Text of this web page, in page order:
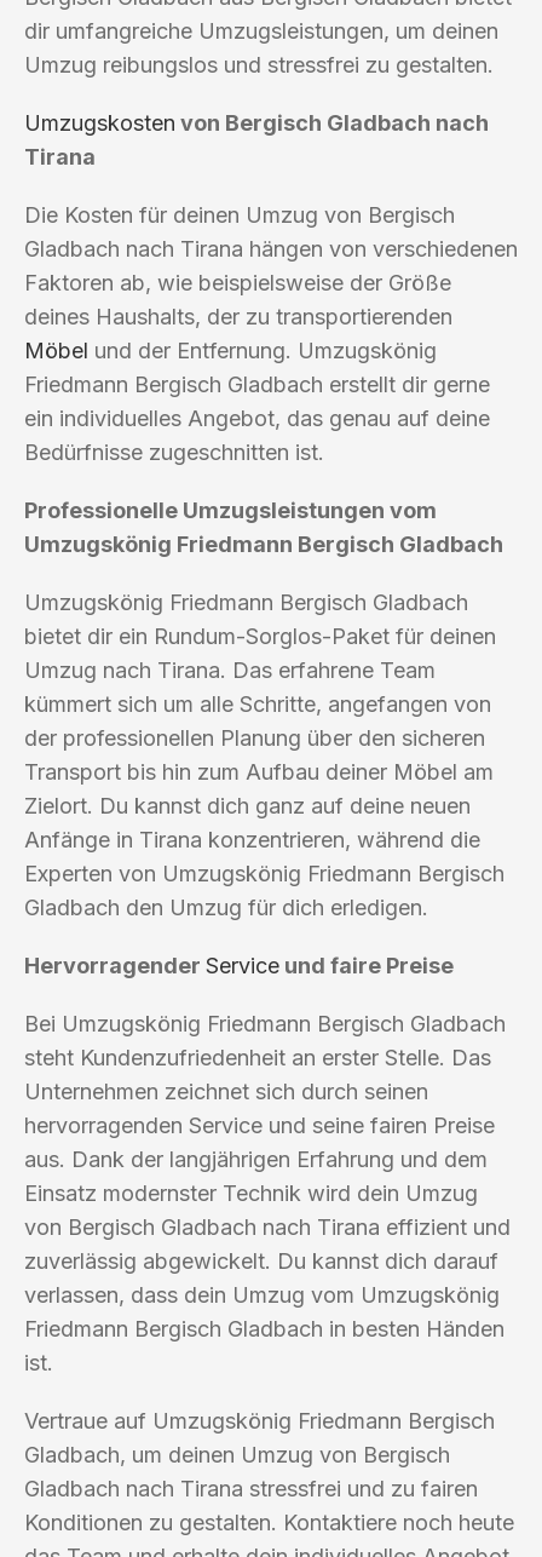
dir umfangreiche Umzugsleistungen, um deinen
Umzug reibungslos und stressfrei zu gestalten.
Umzugskosten von Bergisch Gladbach nach
Tirana
Die Kosten für deinen Umzug von Bergisch
Gladbach nach Tirana hängen von verschiedenen
Faktoren ab, wie beispielsweise der Größe
deines Haushalts, der zu transportierenden
Möbel und der Entfernung. Umzugskönig
Friedmann Bergisch Gladbach erstellt dir gerne
ein individuelles Angebot, das genau auf deine
Bedürfnisse zugeschnitten ist.
Professionelle Umzugsleistungen vom
Umzugskönig Friedmann Bergisch Gladbach
Umzugskönig Friedmann Bergisch Gladbach
bietet dir ein Rundum-Sorglos-Paket für deinen
Umzug nach Tirana. Das erfahrene Team
kümmert sich um alle Schritte, angefangen von
der professionellen Planung über den sicheren
Transport bis hin zum Aufbau deiner Möbel am
Zielort. Du kannst dich ganz auf deine neuen
Anfänge in Tirana konzentrieren, während die
Experten von Umzugskönig Friedmann Bergisch
Gladbach den Umzug für dich erledigen.
Hervorragender Service und faire Preise
Bei Umzugskönig Friedmann Bergisch Gladbach
steht Kundenzufriedenheit an erster Stelle. Das
Unternehmen zeichnet sich durch seinen
hervorragenden Service und seine fairen Preise
aus. Dank der langjährigen Erfahrung und dem
Einsatz modernster Technik wird dein Umzug
von Bergisch Gladbach nach Tirana effizient und
zuverlässig abgewickelt. Du kannst dich darauf
verlassen, dass dein Umzug vom Umzugskönig
Friedmann Bergisch Gladbach in besten Händen
ist.
Vertraue auf Umzugskönig Friedmann Bergisch
Gladbach, um deinen Umzug von Bergisch
Gladbach nach Tirana stressfrei und zu fairen
Konditionen zu gestalten. Kontaktiere noch heute